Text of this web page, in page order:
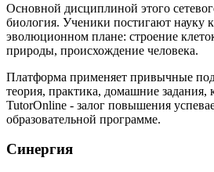
Основной дисциплиной этого
биология. Ученики постигают науку
эволюционном плане: строение
природы, происхождение человека.
Платформа применяет привычные
теория, практика, домашние задания,
TutorOnline - залог повышения
образовательной программе.
Синергия